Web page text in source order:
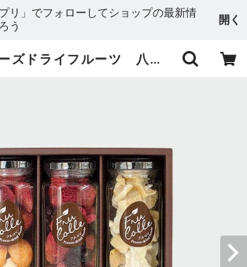
プリ」でフォローしてショップの最新情
う
開く
フリーズドライフルーツ 八角瓶3本セット A | FruColle（フルコレ）オンラインストア